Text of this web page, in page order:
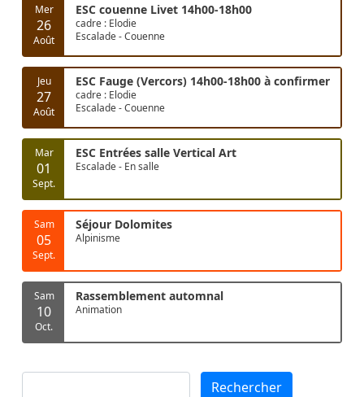
Mer
26
Août
ESC couenne Livet 14h00-18h00
cadre : Elodie
Escalade - Couenne
Jeu
27
Août
ESC Fauge (Vercors) 14h00-18h00 à confirmer
cadre : Elodie
Escalade - Couenne
Mar
01
Sept.
ESC Entrées salle Vertical Art
Escalade - En salle
Sam
05
Sept.
Séjour Dolomites
Alpinisme
Sam
10
Oct.
Rassemblement automnal
Animation
Rechercher Rechercher